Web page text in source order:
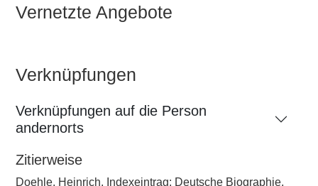
Vernetzte Angebote
Verknüpfungen
Verknüpfungen auf die Person
andernorts
Zitierweise
Doehle, Heinrich, Indexeintrag: Deutsche Biographie,